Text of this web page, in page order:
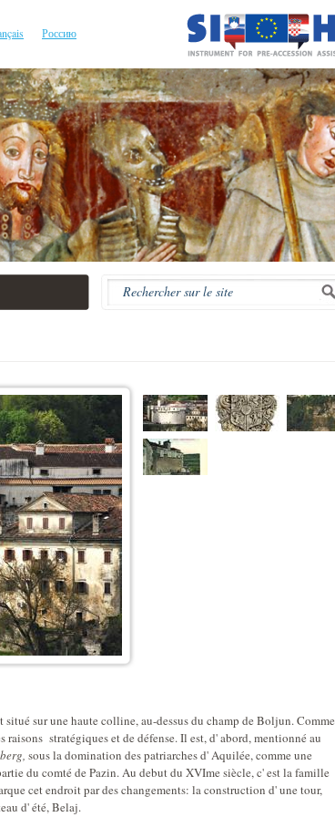
Россию
sur une haute colline, au-dessus du champ de Boljun. Comme
stratégiques et de défense. Il est, d' abord, mentionné au
sous la domination des patriarches d' Aquilée, comme une
du comté de Pazin. Au debut du XVIme siècle, c' est la famille
cet endroit par des changements: la construction d' une tour,
d' été, Belaj.